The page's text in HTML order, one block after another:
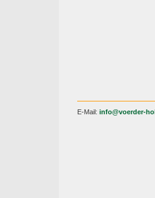
E-Mail: info@voerder-